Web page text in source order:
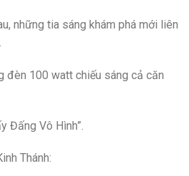
những tia sáng khám phá mới liên
đèn 100 watt chiếu sáng cả căn
Đấng Vô Hình”.
Thánh: